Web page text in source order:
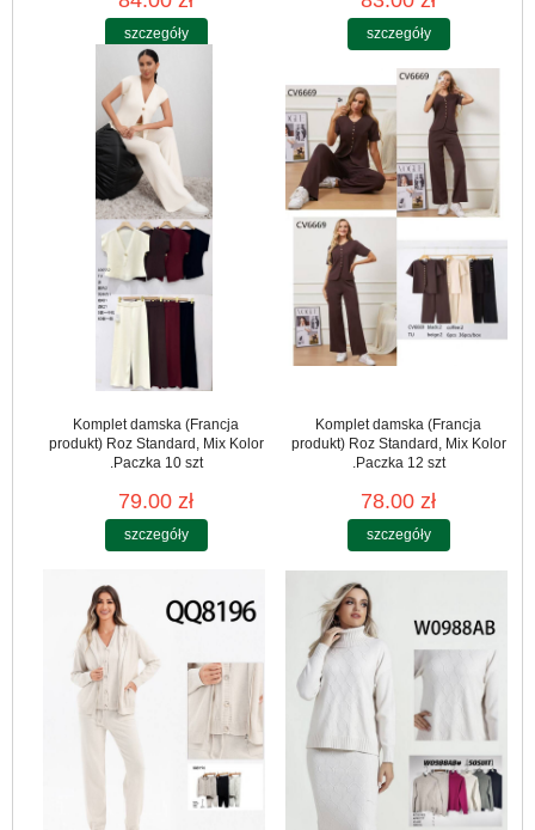
szczegóły szczegóły
Komplet damska (Francja
produkt) Roz Standard, Mix Kolor
.Paczka 10 szt
79.00 zł
szczegóły
Komplet damska (Francja
produkt) Roz Standard, Mix Kolor
.Paczka 12 szt
78.00 zł
szczegóły